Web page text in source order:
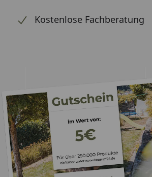
Kostenlose Fachberatung